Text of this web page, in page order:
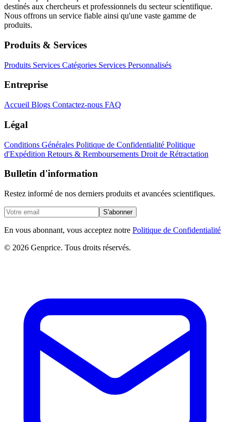
destinés aux chercheurs et professionnels du secteur scientifique.
Nous offrons un service fiable ainsi qu'une vaste gamme de
produits.
Produits & Services
Produits Services Catégories Services Personnalisés
Entreprise
Accueil Blogs Contactez-nous FAQ
Légal
Conditions Générales Politique de Confidentialité Politique
d'Expédition Retours & Remboursements Droit de Rétractation
Bulletin d'information
Restez informé de nos derniers produits et avancées scientifiques.
S'abonner
En vous abonnant, vous acceptez notre Politique de Confidentialité
© 2026 Genprice. Tous droits réservés.